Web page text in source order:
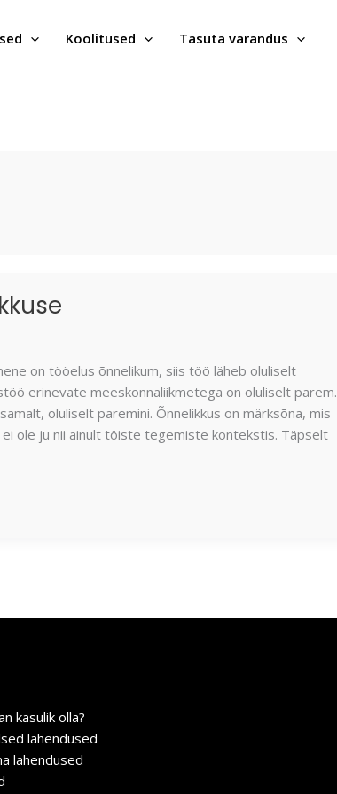
Koolitused
Tasuta varandus
on tööelus õnnelikum, siis töö läheb oluliselt
erinevate meeskonnaliikmetega on oluliselt parem.
oluliselt paremini. Õnnelikkus on märksõna, mis
ole ju nii ainult töiste tegemiste kontekstis. Täpselt
kasulik olla?
lahendused
lahendused